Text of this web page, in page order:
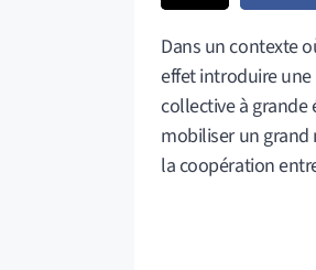
Dans un contexte
effet introduire
collective à grande
mobiliser un
la coopération